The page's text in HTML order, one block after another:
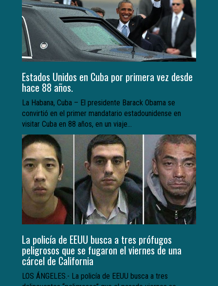
Estados Unidos en Cuba por primera vez desde
hace 88 años.
La Habana, Cuba – El presidente Barack Obama se
convirtió en el primer mandatario estadounidense en
visitar Cuba en 88 años, en un viaje...
La policía de EEUU busca a tres prófugos
peligrosos que se fugaron el viernes de una
cárcel de California
LOS ÁNGELES.- La policía de EEUU busca a tres